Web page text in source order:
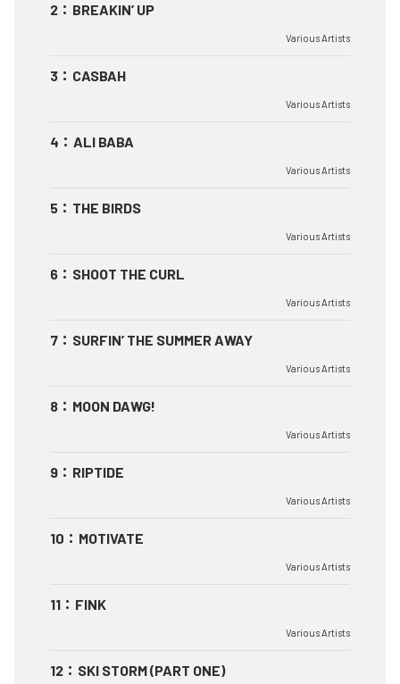
2 ： BREAKIN’ UP
Various Artists
3 ： CASBAH
Various Artists
4 ： ALI BABA
Various Artists
5 ： THE BIRDS
Various Artists
6 ： SHOOT THE CURL
Various Artists
7 ： SURFIN’ THE SUMMER AWAY
Various Artists
8 ： MOON DAWG!
Various Artists
9 ： RIPTIDE
Various Artists
10 ： MOTIVATE
Various Artists
11 ： FINK
Various Artists
12 ： SKI STORM (PART ONE)